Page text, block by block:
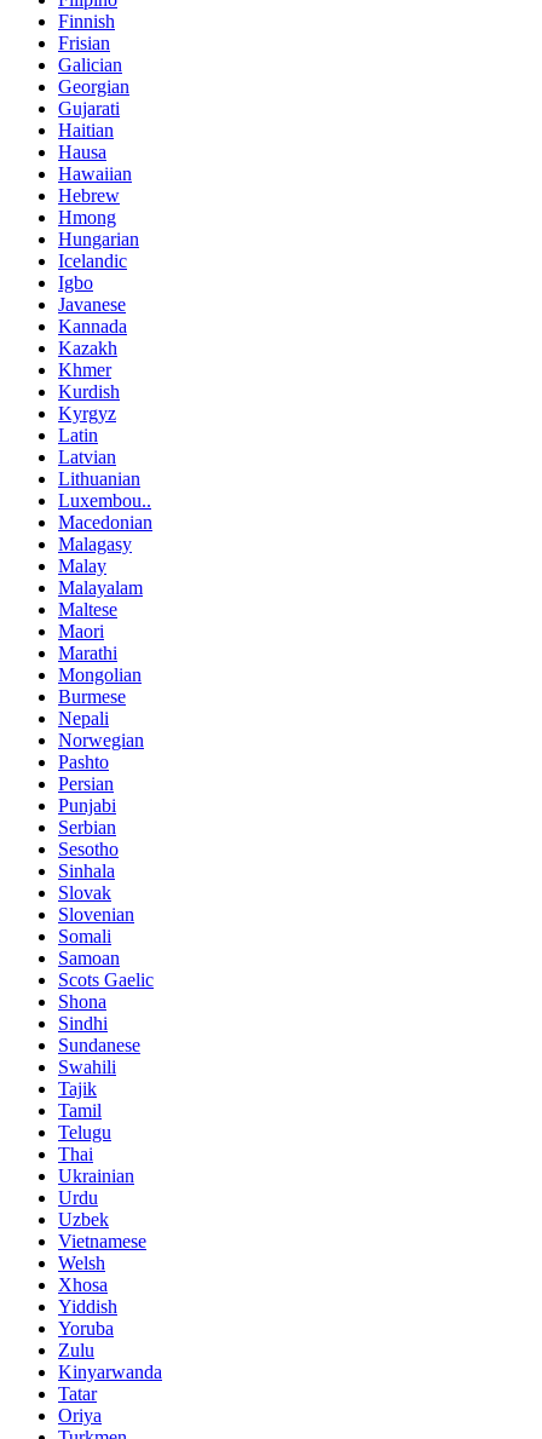
Finnish
Frisian
Galician
Georgian
Gujarati
Haitian
Hausa
Hawaiian
Hebrew
Hmong
Hungarian
Icelandic
Igbo
Javanese
Kannada
Kazakh
Khmer
Kurdish
Kyrgyz
Latin
Latvian
Lithuanian
Luxembou..
Macedonian
Malagasy
Malay
Malayalam
Maltese
Maori
Marathi
Mongolian
Burmese
Nepali
Norwegian
Pashto
Persian
Punjabi
Serbian
Sesotho
Sinhala
Slovak
Slovenian
Somali
Samoan
Scots Gaelic
Shona
Sindhi
Sundanese
Swahili
Tajik
Tamil
Telugu
Thai
Ukrainian
Urdu
Uzbek
Vietnamese
Welsh
Xhosa
Yiddish
Yoruba
Zulu
Kinyarwanda
Tatar
Oriya